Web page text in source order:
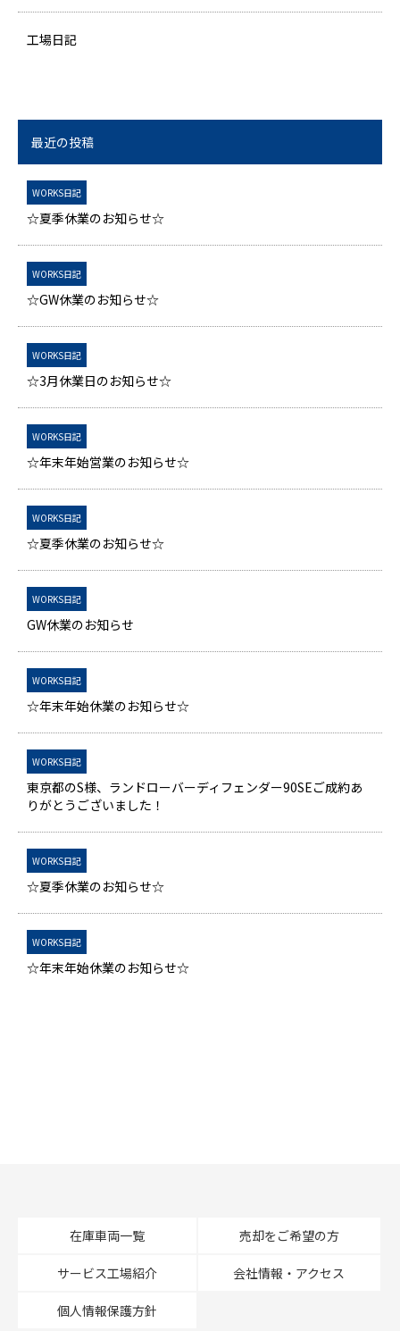
工場日記
最近の投稿
WORKS日記
☆夏季休業のお知らせ☆
WORKS日記
☆GW休業のお知らせ☆
WORKS日記
☆3月休業日のお知らせ☆
WORKS日記
☆年末年始営業のお知らせ☆
WORKS日記
☆夏季休業のお知らせ☆
WORKS日記
GW休業のお知らせ
WORKS日記
☆年末年始休業のお知らせ☆
WORKS日記
東京都のS様、ランドローバーディフェンダー90SEご成約あ
りがとうございました！
WORKS日記
☆夏季休業のお知らせ☆
WORKS日記
☆年末年始休業のお知らせ☆
在庫車両一覧 売却をご希望の方
サービス工場紹介 会社情報・アクセス
個人情報保護方針